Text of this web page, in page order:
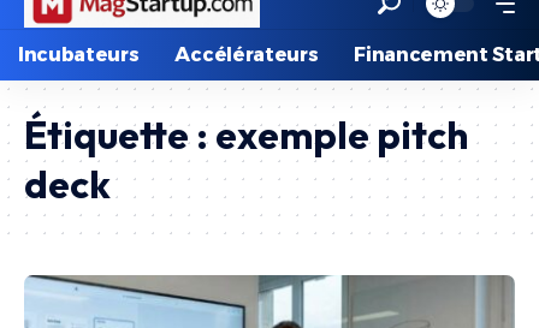
Incubateurs Accélérateurs Financement
Étiquette :exemple pitch
deck